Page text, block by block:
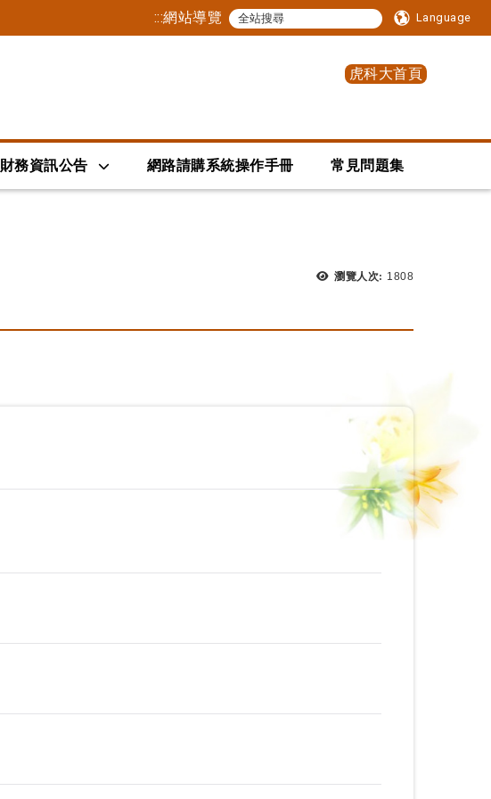
:::網站導覽 Language
虎科大首頁
財務資訊公告 網路請購系統操作手冊 常見問題集
瀏覽人次: 瀏覽次數：
1808